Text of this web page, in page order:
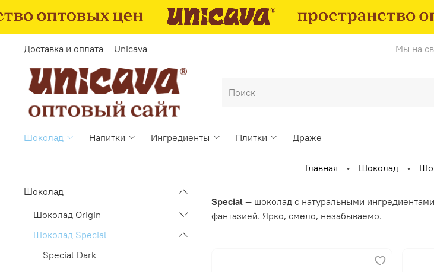
Доставка и оплата Unicava Мы на
Шоколад Напитки Ингредиенты Плитки Драже
Главная Шоколад
Special — шоколад с натуральными
фантазией. Ярко, смело, незабываемо.
Шоколад
Шоколад Origin
Шоколад Special
Special Dark